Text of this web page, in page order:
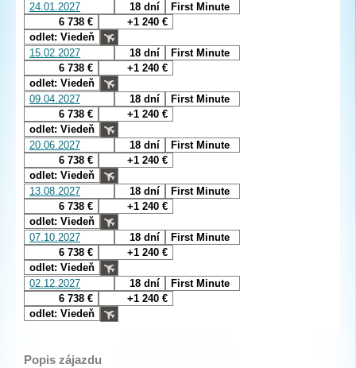
24.01.2027
18 dní
First Minute
6 738 €
+1 240 €
odlet: Viedeň
15.02.2027
18 dní
First Minute
6 738 €
+1 240 €
odlet: Viedeň
09.04.2027
18 dní
First Minute
6 738 €
+1 240 €
odlet: Viedeň
20.06.2027
18 dní
First Minute
6 738 €
+1 240 €
odlet: Viedeň
13.08.2027
18 dní
First Minute
6 738 €
+1 240 €
odlet: Viedeň
07.10.2027
18 dní
First Minute
6 738 €
+1 240 €
odlet: Viedeň
02.12.2027
18 dní
First Minute
6 738 €
+1 240 €
odlet: Viedeň
Popis zájazdu